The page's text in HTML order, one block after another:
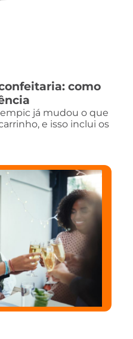
como
já mudou o que
e isso inclui os